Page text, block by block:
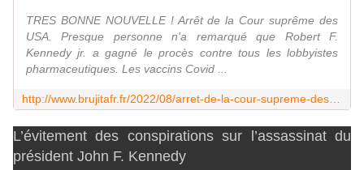
TRES BONNE NOUVELLE ! Arrêt de la Cour suprême des
USA. Presque personne n'a remarqué que Robert F.
Kennedy jr. a gagné le procès contre tous les lobbyistes
pharmaceutiques. Les vaccins Covid ...
L’évitement des conspirations sur l’assassinat du
président John F. Kennedy